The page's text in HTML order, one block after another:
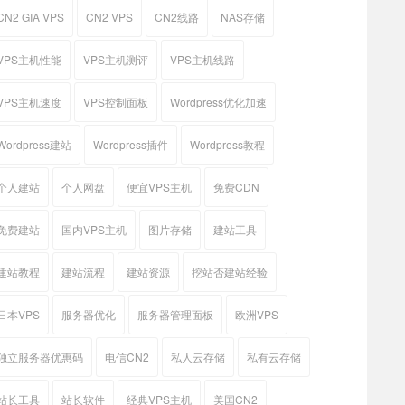
GIA VPS CN2 VPS CN2线路 NAS存储
主机性能 VPS主机测评 VPS主机线路
主机速度 VPS控制面板 Wordpress优化加速
建站 Wordpress插件 Wordpress教程
人建站 个人网盘 便宜VPS主机 免费CDN
费建站 国内VPS主机 图片存储 建站工具
站教程 建站流程 建站资源 挖站否建站经验
本VPS 服务器优化 服务器管理面板 欧洲VPS
立服务器优惠码 电信CN2 私人云存储 私有云存储
长工具 站长软件 经典VPS主机 美国CN2